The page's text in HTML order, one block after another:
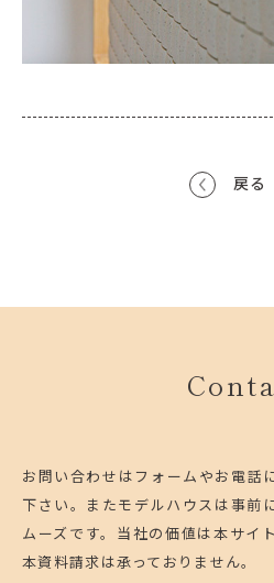
戻る
お問い合わせはフォームやお電話
下さい。 またモデルハウスは事前
ムーズです。 当社の価値は本サイ
本資料請求は承っておりません。